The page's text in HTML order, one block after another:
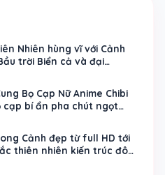
Nhiên hùng vĩ với Cảnh
trời Biển cả và đại
Bọ Cạp Nữ Anime Chibi
cạp bí ẩn pha chút ngọt
Cảnh đẹp từ full HD tới
thiên nhiên kiến trúc đô